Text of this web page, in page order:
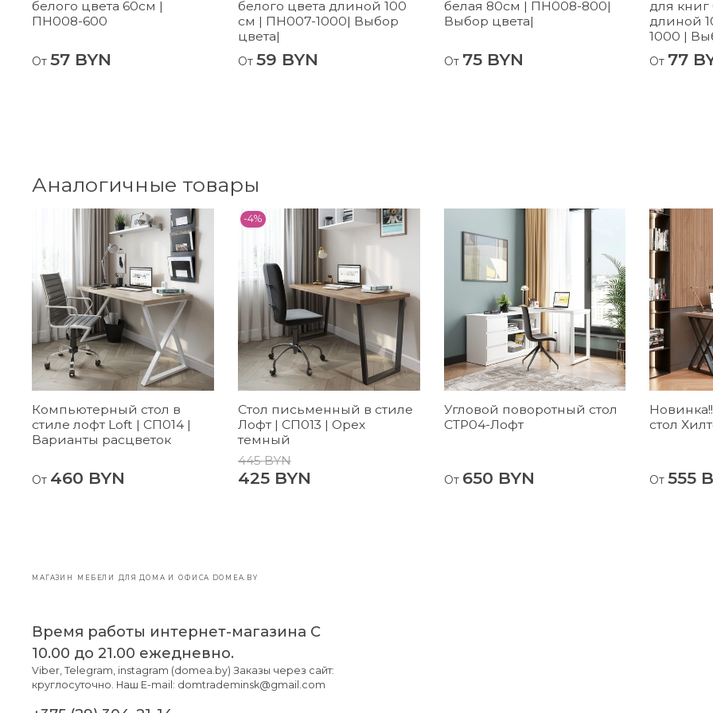
белого цвета 60см |
ПН008-600
От 57 BYN
белого цвета длиной 100
см | ПН007-1000| Выбор
цвета|
От 59 BYN
белая 80см | ПН008-800|
Выбор цвета|
От 75 BYN
для книг
длиной
1000 |
От 77
Аналогичные товары
Компьютерный стол в
стиле лофт Loft | СП014 |
Варианты расцветок
От 460 BYN
-4%
Стол письменный в стиле
Лофт | СП013 | Орех
темный
445 BYN
425 BYN
Угловой поворотный стол
СТР04-Лофт
От 650 BYN
стол
От 555
МАГАЗИН МЕБЕЛИ ДЛЯ ДОМА И ОФИСА DOMEA.BY
Время работы интернет-магазина С
10.00 до 21.00 ежедневно.
Viber, Telegram, instagram (domea.by) Заказы через сайт:
круглосуточно. Наш E-mail: domtrademinsk@gmail.com